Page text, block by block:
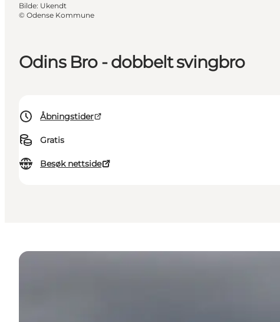
Odins Bro - dobbelt svingbro
Åbningstider
Gratis
Besøk nettside
Bilde: Ukendt
© Odense Kommune